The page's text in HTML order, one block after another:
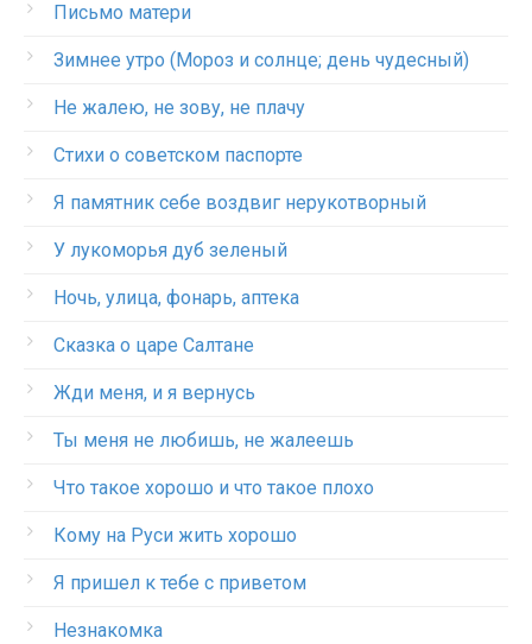
Письмо матери
Зимнее утро (Мороз и солнце; день чудесный)
Не жалею, не зову, не плачу
Стихи о советском паспорте
Я памятник себе воздвиг нерукотворный
У лукоморья дуб зеленый
Ночь, улица, фонарь, аптека
Сказка о царе Салтане
Жди меня, и я вернусь
Ты меня не любишь, не жалеешь
Что такое хорошо и что такое плохо
Кому на Руси жить хорошо
Я пришел к тебе с приветом
Незнакомка